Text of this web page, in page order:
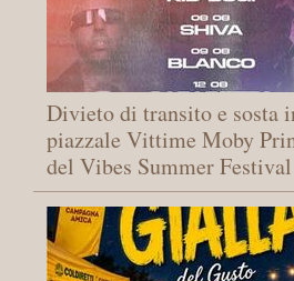
Divieto di transito e sosta
piazzale Vittime Moby
del Vibes Summer Festival